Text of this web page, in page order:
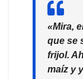
«Mira,
que se
frijol.
maíz y